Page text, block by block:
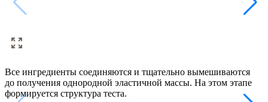
Все ингредиенты соединяются и тщательно вымешиваются
до получения однородной эластичной массы. На этом этапе
формируется структура теста.